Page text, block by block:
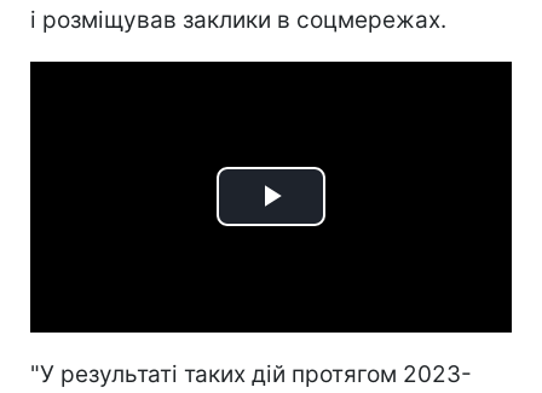
і розміщував заклики в соцмережах.
Play
"У результаті таких дій протягом 2023-